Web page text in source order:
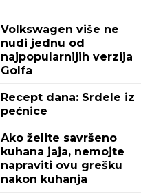
Volkswagen više ne
nudi jednu od
najpopularnijih verzija
Golfa
Recept dana: Srdele iz
pećnice
Ako želite savršeno
kuhana jaja, nemojte
napraviti ovu grešku
nakon kuhanja